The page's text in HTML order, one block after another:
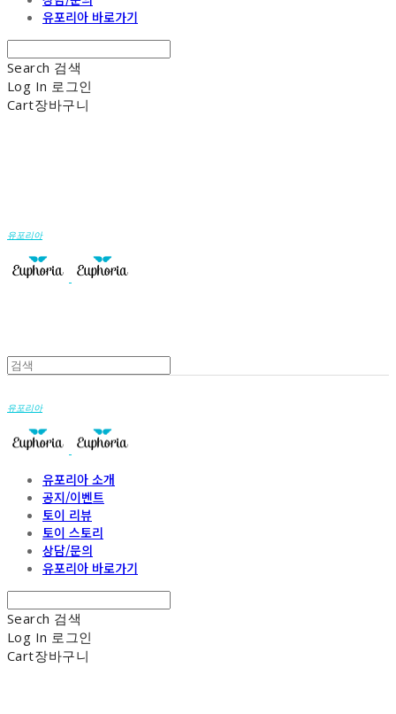
유포리아 바로가기
Search 검색
Log In 로그인
Cart장바구니
유포리아
유포리아
유포리아 소개
공지/이벤트
토이 리뷰
토이 스토리
상담/문의
유포리아 바로가기
Search 검색
Log In 로그인
Cart장바구니